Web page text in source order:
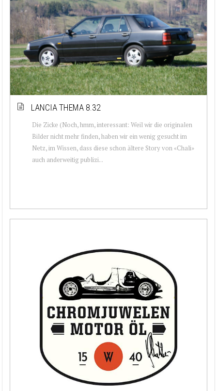
LANCIA THEMA 8.32
Die Zicke (Noch, hmm, interessant: Weil wir die originalen
Bilder nicht mehr finden, haben wir ein wenig gesucht im
Netz, im Wissen, dass diese schon ältere Story von «Chali»
auch anderweitig publizi...